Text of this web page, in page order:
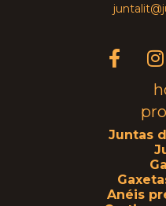
Juntas
Anéis